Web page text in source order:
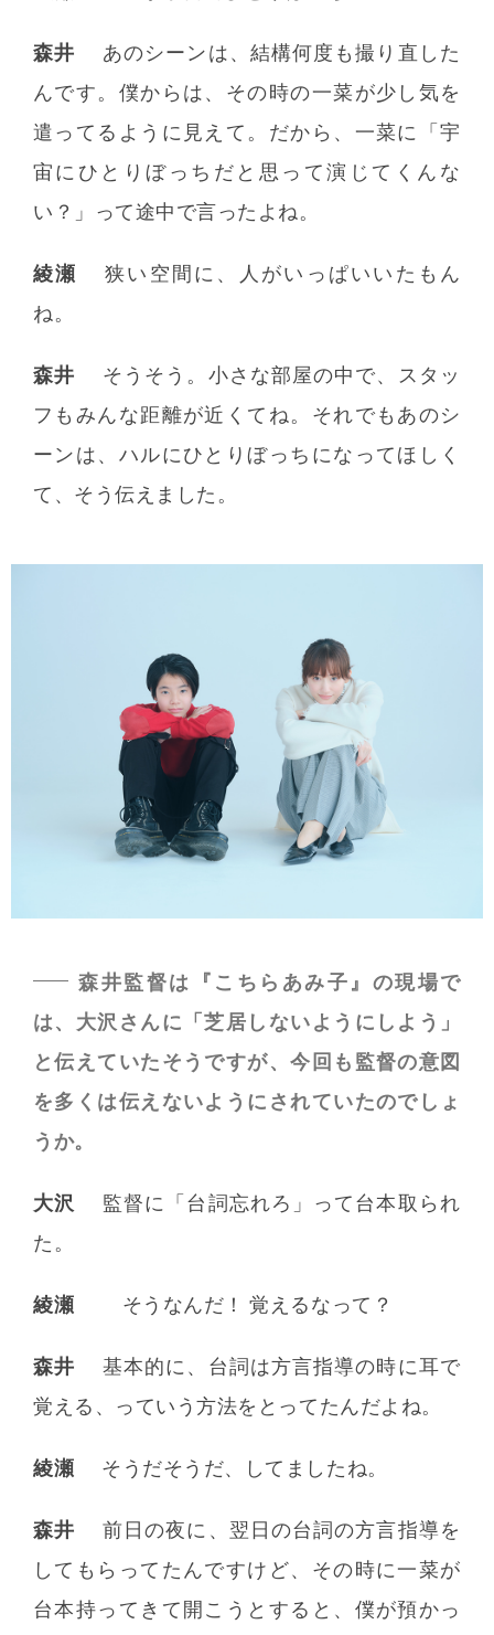
森井
あのシーンは、結構何度も撮り直した
んです。僕からは、その時の一菜が少し気を
遣ってるように見えて。だから、一菜に「宇
宙にひとりぼっちだと思って演じてくんな
い？」って途中で言ったよね。
綾瀬
狭い空間に、人がいっぱいいたもん
ね。
森井
そうそう。小さな部屋の中で、スタッ
フもみんな距離が近くてね。それでもあのシ
ーンは、ハルにひとりぼっちになってほしく
て、そう伝えました。
森井監督は『こちらあみ子』の現場で
は、大沢さんに「芝居しないようにしよう」
と伝えていたそうですが、今回も監督の意図
を多くは伝えないようにされていたのでしょ
うか。
大沢
監督に「台詞忘れろ」って台本取られ
た。
綾瀬 そうなんだ！ 覚えるなって？
森井
基本的に、台詞は方言指導の時に耳で
覚える、っていう方法をとってたんだよね。
綾瀬 そうだそうだ、してましたね。
森井
前日の夜に、翌日の台詞の方言指導を
してもらってたんですけど、その時に一菜が
台本持ってきて開こうとすると、僕が預かっ